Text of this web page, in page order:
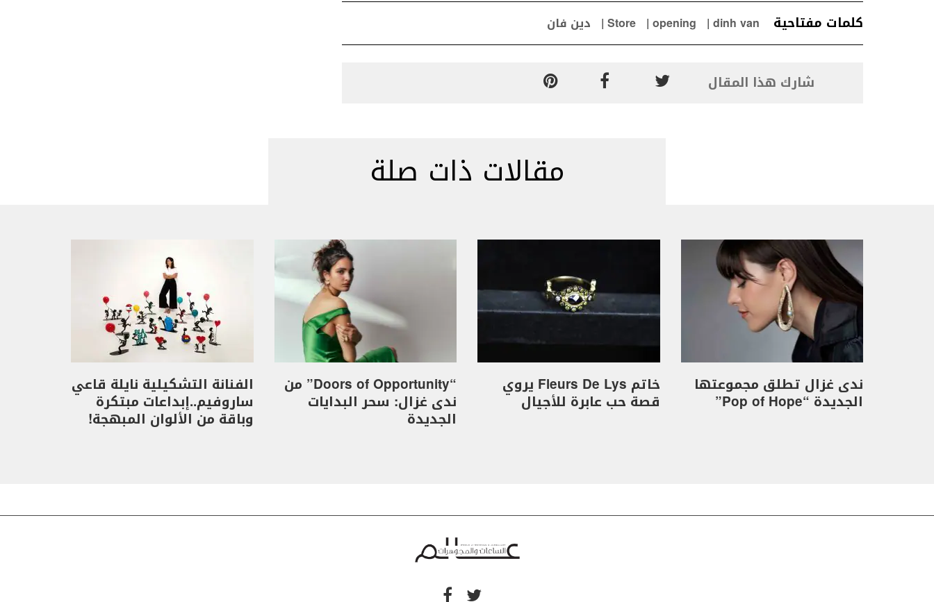
كلمات مفتاحية dinh van
opening
Store دين فان
شارك هذا المقال
مقالات ذات صلة
ندى غزال تطلق مجموعتها
الجديدة “Pop of Hope”
خاتم Fleurs De Lys يروي
قصة حب عابرة للأجيال
“Doors of Opportunity” من
ندى غزال: سحر البدايات
الجديدة
الفنانة التشكيلية نايلة قاعي
ساروفيم..إبداعات مبتكرة
وباقة من الألوان المبهجة!